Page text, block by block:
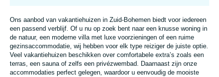
Ons aanbod van vakantiehuizen in Zuid-Bohemen biedt voor iedereen
een passend verblijf. Of u nu op zoek bent naar een knusse woning in
de natuur, een moderne villa met luxe voorzieningen of een ruime
gezinsaccommodatie, wij hebben voor elk type reiziger de juiste optie.
Veel vakantiehuizen beschikken over comfortabele extra’s zoals een
terras, een sauna of zelfs een privézwembad. Daarnaast zijn onze
accommodaties perfect gelegen, waardoor u eenvoudig de mooiste